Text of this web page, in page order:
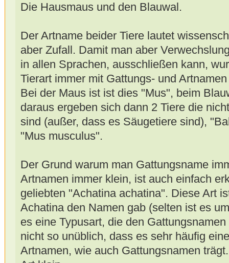
Die Hausmaus und den Blauwal.
Der Artname beider Tiere lautet
aber Zufall. Damit man aber
in allen Sprachen, ausschließen kann,
Tierart immer mit Gattungs- und
Bei der Maus ist ist dies "Mus", beim
daraus ergeben sich dann 2 Tiere die
sind (außer, dass es Säugetiere sind),
"Mus musculus".
Der Grund warum man Gattungsname
Artnamen immer klein, ist auch einfach
geliebten "Achatina achatina". Diese Art
Achatina den Namen gab (selten ist es
es eine Typusart, die den
nicht so unüblich, dass es sehr häufig
Artnamen, wie auch Gattungsnamen